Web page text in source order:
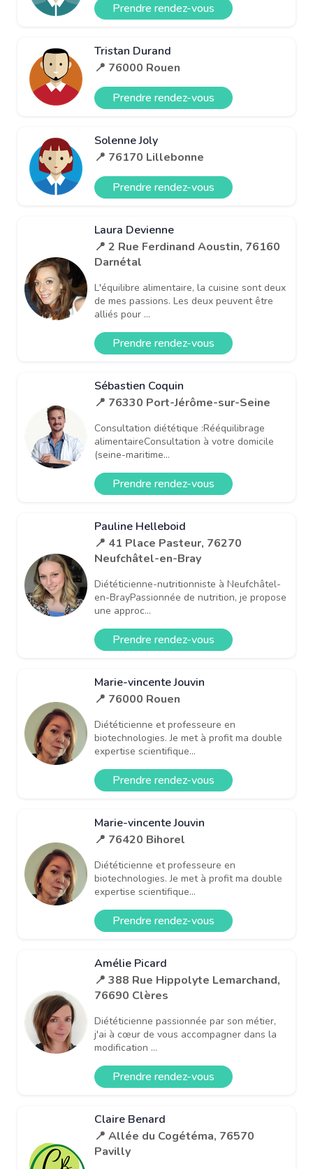
Prendre rendez-vous
Tristan Durand
📍 76000 Rouen
Prendre rendez-vous
Solenne Joly
📍 76170 Lillebonne
Prendre rendez-vous
Laura Devienne
📍 2 Rue Ferdinand Aoustin, 76160
Darnétal
L'équilibre alimentaire, la cuisine sont deux
de mes passions. Les deux peuvent être
alliés pour ...
Prendre rendez-vous
Sébastien Coquin
📍 76330 Port-Jérôme-sur-Seine
Consultation diététique :Rééquilibrage
alimentaireConsultation à votre domicile
(seine-maritime...
Prendre rendez-vous
Pauline Helleboid
📍 41 Place Pasteur, 76270
Neufchâtel-en-Bray
Diététicienne-nutritionniste à Neufchâtel-
en-BrayPassionnée de nutrition, je propose
une approc...
Prendre rendez-vous
Marie-vincente Jouvin
📍 76000 Rouen
Diététicienne et professeure en
biotechnologies. Je met à profit ma double
expertise scientifique...
Prendre rendez-vous
Marie-vincente Jouvin
📍 76420 Bihorel
Diététicienne et professeure en
biotechnologies. Je met à profit ma double
expertise scientifique...
Prendre rendez-vous
Amélie Picard
📍 388 Rue Hippolyte Lemarchand,
76690 Clères
Diététicienne passionnée par son métier,
j'ai à cœur de vous accompagner dans la
modification ...
Prendre rendez-vous
Claire Benard
📍 Allée du Cogétéma, 76570
Pavilly